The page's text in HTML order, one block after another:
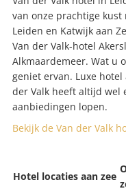
van onze prachtige
Leiden en Katwijk aan
Van der Valk-hotel
Alkmaardemeer. Wat u
geniet ervan. Luxe hotel
der Valk heeft altijd wel
aanbiedingen lopen.
Bekijk de Van der Valk
Hotel locaties aan zee